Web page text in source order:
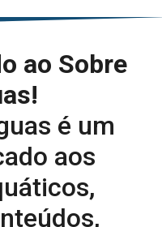
ao Sobre
é um
aos